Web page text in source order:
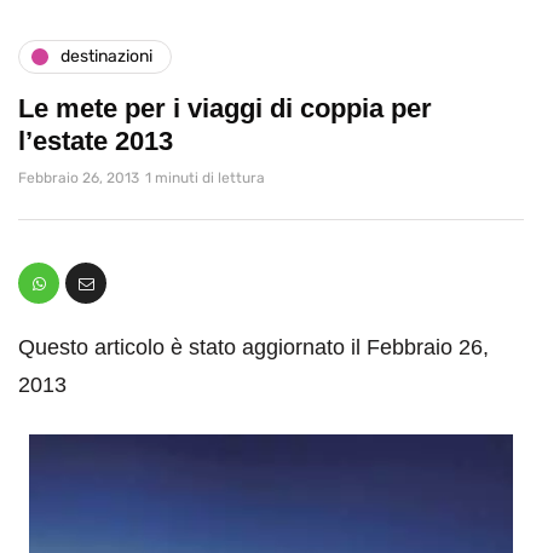
destinazioni
Le mete per i viaggi di coppia per
l’estate 2013
Febbraio 26, 2013 1 minuti di lettura
Questo articolo è stato aggiornato il Febbraio 26,
2013